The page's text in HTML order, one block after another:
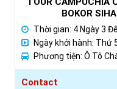
BOKOR
Thời gian: 4 Ngày 3
Ngày khởi hành: Thứ
Phương tiện: Ô Tô
Contact